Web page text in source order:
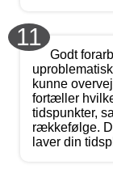
11
Godt
kunne
fortæller
tidspunkter,
rækkefølge.
laver din